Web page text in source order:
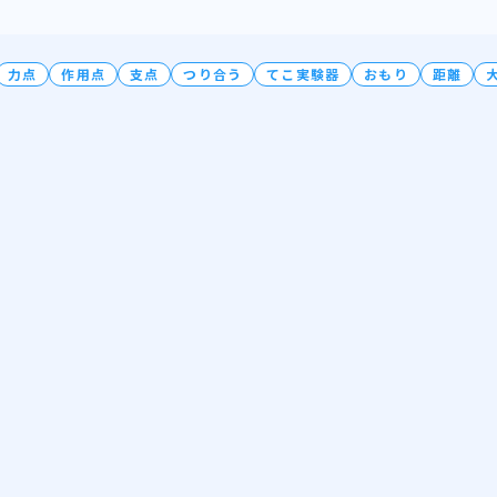
力点 作用点 支点 つり合う てこ実験器 おもり 距離